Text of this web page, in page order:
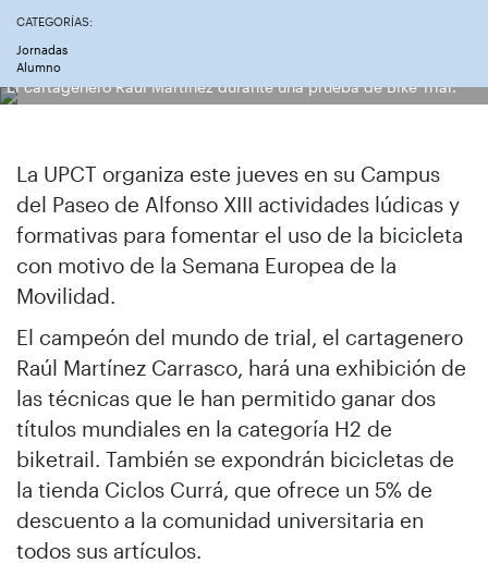
CATEGORÍAS:
Jornadas
Alumno
El cartagenero Raúl Martínez durante una prueba de Bike Trial.
La UPCT organiza este jueves en su Campus
del Paseo de Alfonso XIII actividades lúdicas y
formativas para fomentar el uso de la bicicleta
con motivo de la Semana Europea de la
Movilidad.
El campeón del mundo de trial, el cartagenero
Raúl Martínez Carrasco, hará una exhibición de
las técnicas que le han permitido ganar dos
títulos mundiales en la categoría H2 de
biketrail. También se expondrán bicicletas de
la tienda Ciclos Currá, que ofrece un 5% de
descuento a la comunidad universitaria en
todos sus artículos.